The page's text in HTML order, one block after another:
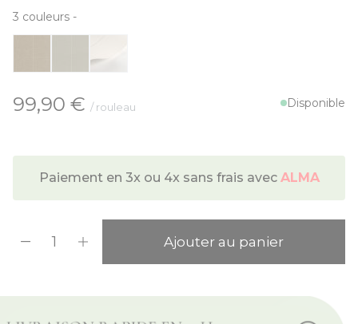
3 couleurs -
À partir de:
99,90 € / rouleau Disponible
Paiement en 3x ou 4x sans frais avec ALMA
Ajouter au panier